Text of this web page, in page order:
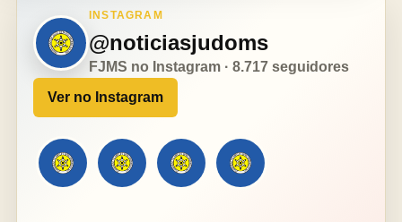
INSTAGRAM
@noticiasjudoms
FJMS no Instagram · 8.717 seguidores
Ver no Instagram